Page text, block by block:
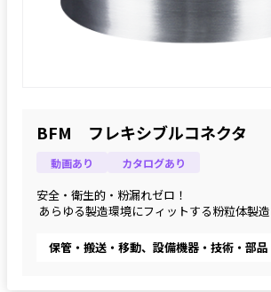
BFM フレキシブルコネクタ
動画あり カタログあり
安全・衛生的・粉漏れゼロ！
あらゆる製造環境にフィットする粉粒体製
保管・搬送・移動、設備機器・技術・部品